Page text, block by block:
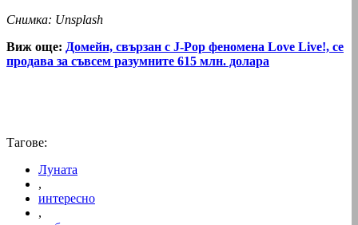
Снимка: Unsplash
Виж още: Домейн, свързан с J-Pop феномена Love Live!, се
продава за съвсем разумните 615 млн. долара
Тагове:
Луната
,
интересно
,